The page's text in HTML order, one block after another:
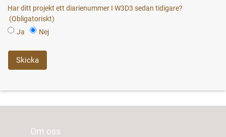
Har ditt projekt ett diarienummer I W3D3 sedan tidigare?
Ja Nej
Om oss